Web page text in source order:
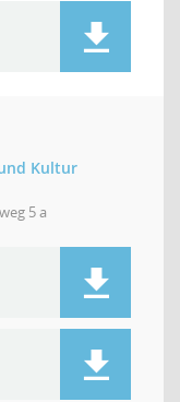
Kultur
5 a